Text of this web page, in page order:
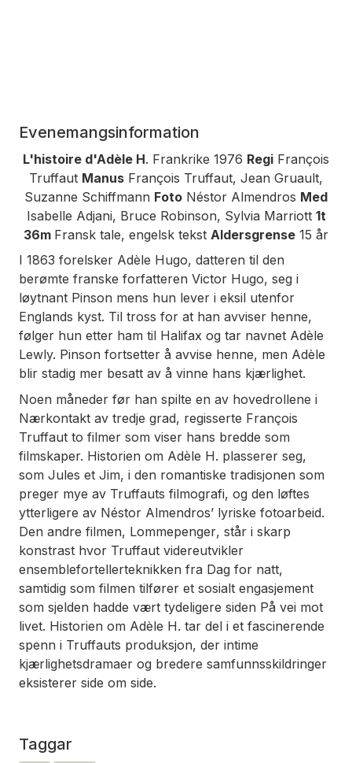
Evenemangsinformation
L'histoire d'Adèle H. Frankrike 1976 Regi François
Truffaut Manus François Truffaut, Jean Gruault,
Suzanne Schiffmann Foto Néstor Almendros Med
Isabelle Adjani, Bruce Robinson, Sylvia Marriott 1t
36m Fransk tale, engelsk tekst Aldersgrense 15 år
I 1863 forelsker Adèle Hugo, datteren til den
berømte franske forfatteren Victor Hugo, seg i
løytnant Pinson mens hun lever i eksil utenfor
Englands kyst. Til tross for at han avviser henne,
følger hun etter ham til Halifax og tar navnet Adèle
Lewly. Pinson fortsetter å avvise henne, men Adèle
blir stadig mer besatt av å vinne hans kjærlighet.
Noen måneder før han spilte en av hovedrollene i
Nærkontakt av tredje grad, regisserte François
Truffaut to filmer som viser hans bredde som
filmskaper. Historien om Adèle H. plasserer seg,
som Jules et Jim, i den romantiske tradisjonen som
preger mye av Truffauts filmografi, og den løftes
ytterligere av Néstor Almendros’ lyriske fotoarbeid.
Den andre filmen, Lommepenger, står i skarp
konstrast hvor Truffaut videreutvikler
ensemblefortellerteknikken fra Dag for natt,
samtidig som filmen tilfører et sosialt engasjement
som sjelden hadde vært tydeligere siden På vei mot
livet. Historien om Adèle H. tar del i et fascinerende
spenn i Truffauts produksjon, der intime
kjærlighetsdramaer og bredere samfunnsskildringer
eksisterer side om side.
Taggar